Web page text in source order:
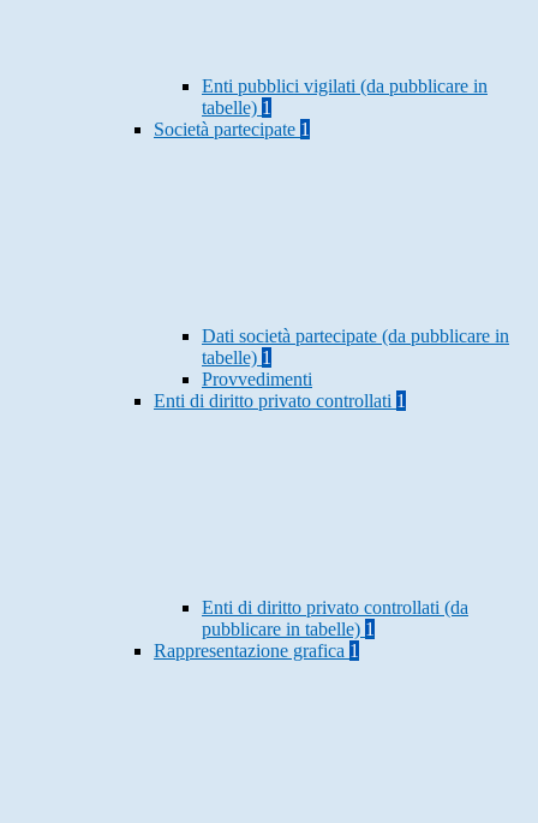
Enti pubblici vigilati (da pubblicare in
tabelle) 1
Società partecipate 1
Dati società partecipate (da pubblicare in
tabelle) 1
Provvedimenti
Enti di diritto privato controllati 1
Enti di diritto privato controllati (da
pubblicare in tabelle) 1
Rappresentazione grafica 1